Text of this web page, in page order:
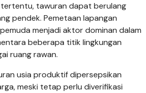
tertentu, tawuran dapat berulang
pendek. Pemetaan lapangan
menjadi aktor dominan dalam
beberapa titik lingkungan
ruang rawan.
usia produktif dipersepsikan
meski tetap perlu diverifikasi